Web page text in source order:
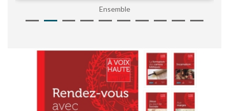
Ensemble